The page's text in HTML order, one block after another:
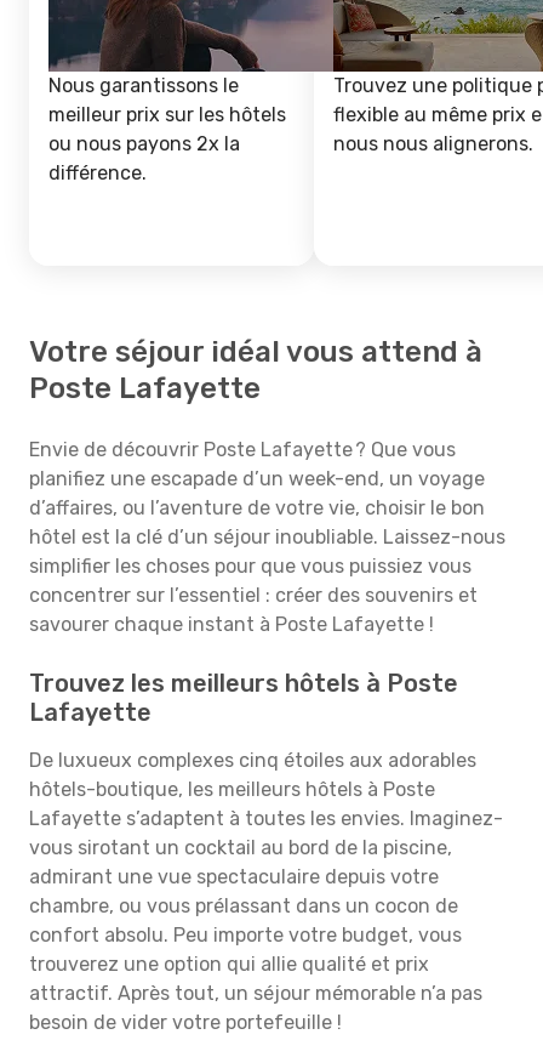
Nous garantissons le
meilleur prix sur les hôtels
ou nous payons 2x la
différence.
Trouvez une politique
flexible au même prix
nous nous alignerons.
Votre séjour idéal vous attend à
Poste Lafayette
Envie de découvrir Poste Lafayette ? Que vous
planifiez une escapade d’un week-end, un voyage
d’affaires, ou l’aventure de votre vie, choisir le bon
hôtel est la clé d’un séjour inoubliable. Laissez-nous
simplifier les choses pour que vous puissiez vous
concentrer sur l’essentiel : créer des souvenirs et
savourer chaque instant à Poste Lafayette !
Trouvez les meilleurs hôtels à Poste
Lafayette
De luxueux complexes cinq étoiles aux adorables
hôtels-boutique, les meilleurs hôtels à Poste
Lafayette s’adaptent à toutes les envies. Imaginez-
vous sirotant un cocktail au bord de la piscine,
admirant une vue spectaculaire depuis votre
chambre, ou vous prélassant dans un cocon de
confort absolu. Peu importe votre budget, vous
trouverez une option qui allie qualité et prix
attractif. Après tout, un séjour mémorable n’a pas
besoin de vider votre portefeuille !